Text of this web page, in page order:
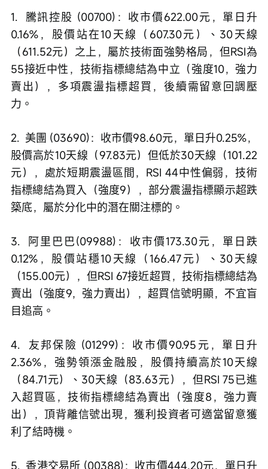
1.  騰訊控股 (00700)：收市價622.00元，單日升
0.16%，股價站在10天線（607.30元）、30天線
（611.52元）之上，屬於技術面強勢格局，但RSI為
55接近中性，技術指標總結為中立（強度10，強力
賣出），多項震盪指標超買，後續需留意回調壓
力。
2.  美團 (03690)：收市價98.60元，單日升0.25%，
股價高於10天線（97.83元）但低於30天線（101.22
元），處於短期震盪區間，RSI 44中性偏弱，技術
指標總結為買入（強度9），部分震盪指標顯示超跌
築底，屬於分化中的潛在關注標的。
3.  阿里巴巴(09988)：收市價173.30元，單日跌
0.12%，股價站穩10天線（166.47元）、30天線
（155.00元），但RSI 67接近超買，技術指標總結為
賣出（強度9，強力賣出），超買信號明顯，不宜盲
目追高。
4.  友邦保險 (01299)：收市價90.95元，單日升
2.36%，強勢領漲金融股，股價持續高於10天線
（84.71元）、30天線（83.63元），但RSI 75已進
入超買區，技術指標總結為賣出（強度8，強力賣
出），頂背離信號出現，獲利投資者可適當留意獲
利了結時機。
5.  香港交易所 (00388)：收市價444.20元，單日升